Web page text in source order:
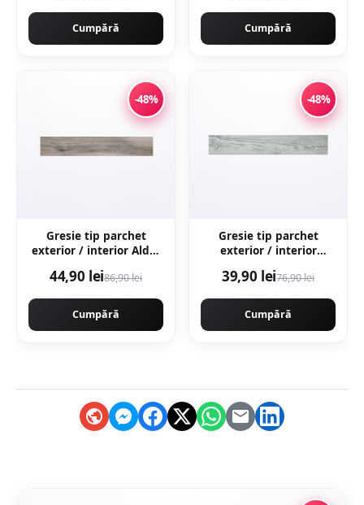
Cumpără Cumpără
-48%
Gresie tip parchet
exterior / interior Alder
portelanata
44,90 lei86,90 lei
Cumpără
-48%
Gresie tip parchet
exterior / interior
mata portelanata
39,90 lei76,90 lei
Cumpără